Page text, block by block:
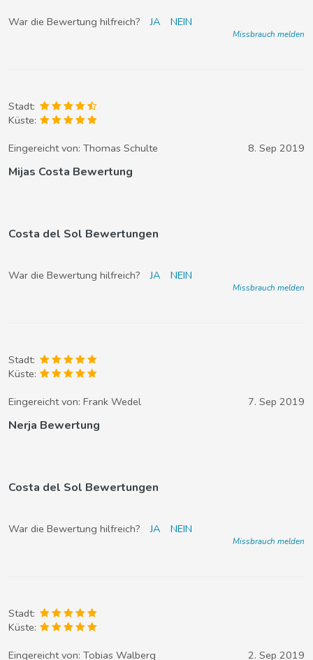
War die Bewertung hilfreich? JA NEIN
Missbrauch melden
Stadt:
Küste:
Eingereicht von: Thomas Schulte 8. Sep 2019
Mijas Costa Bewertung
Costa del Sol Bewertungen
War die Bewertung hilfreich? JA NEIN
Missbrauch melden
Stadt:
Küste:
Eingereicht von: Frank Wedel 7. Sep 2019
Nerja Bewertung
Costa del Sol Bewertungen
War die Bewertung hilfreich? JA NEIN
Missbrauch melden
Stadt:
Küste:
Eingereicht von: Tobias Walberg 2. Sep 2019